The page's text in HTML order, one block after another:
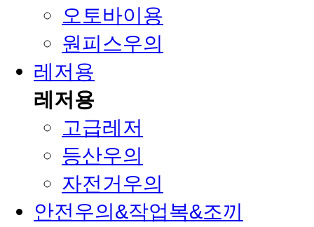
오토바이용
원피스우의
레저용
레저용
고급레저
등산우의
자전거우의
안전우의&작업복&조끼